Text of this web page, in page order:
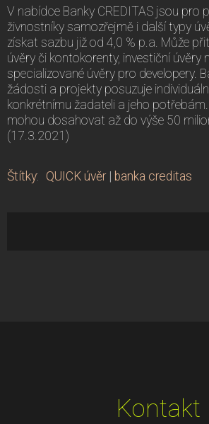
V nabídce Banky CREDITAS jsou pro
živnostníky samozřejmě i další typy
získat sazbu již od 4,0 % p.a. Může
úvěry či kontokorenty, investiční úvěry
specializované úvěry pro developery.
žádosti a projekty posuzuje
konkrétnímu žadateli a jeho
mohou dosahovat až do výše 50
(17.3.2021)
Štítky: QUICK úvěr | banka creditas
Kontakt